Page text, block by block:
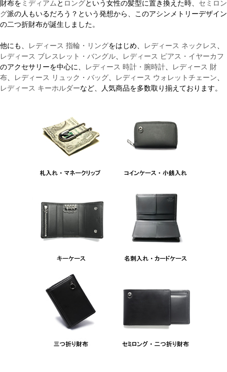
財布を ミディアム と ロングという女性の髪型に置き換えた時、 セミロン
グ派の人もいるだろう？という発想から、このアシンメトリーデザイン
の二つ折財布が誕生しました。
他にも、 レディース 指輪・リングをはじめ、 レディース ネックレス
レディース ブレスレット・バングル
レディース ピアス・イヤーカフ
のアクセサリーを中心に、
レディース 時計・腕時計
レディース 財
布
レディース リュック・バッグ レディース ウォレットチェーン
レディース キーホルダーなど、人気商品を多数取り揃えております。